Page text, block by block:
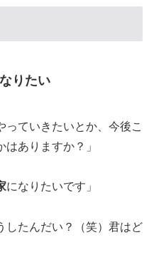
りたい
っていきたいとか、今後こ
ありますか？」
になりたいです」
したんだい？（笑）君はど